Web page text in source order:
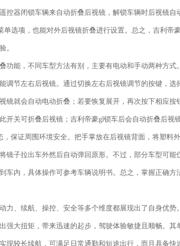
控器闭锁车辆来自动折叠后视镜，解锁车辆时后视镜
单选项，也能对外后视镜折叠进行设置。总之，吉利帝
。
能，不同车型方法有别，主要有电动和手动两种方式
调节左右后视镜。通过切换左右后视镜调节的按键，
镜就会自动电动折叠；若要恢复展开，再次按下相应按
开关可折叠后视镜；吉利帝豪gl锁车后会自动折叠后视
，保证周围环境安全。把手掌放在后视镜背面，将塑料
镜子拉出车外然后自动弹回原形。不过，部分车型可
车内，具体操作可参考车辆说明书。总之，掌握正确
、续航、操控、安全等多个维度都展现出了自身优势
强大扭矩，带来迅速的起步，驾驶体验敏捷且顺畅。
现较长续航，可满足日常通勤和短途出行，而且具备